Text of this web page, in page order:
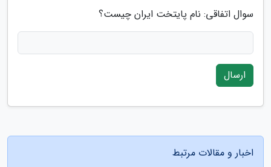
سوال اتفاقی: نام پایتخت ایران چیست؟
ارسال
اخبار و مقالات مرتبط